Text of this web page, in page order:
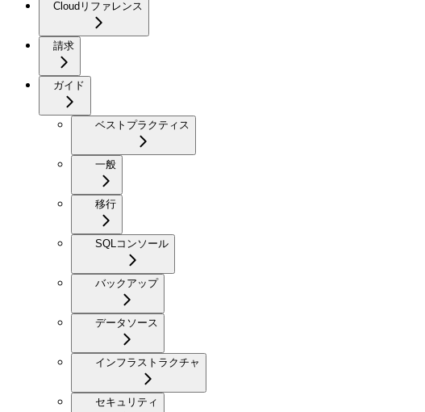
Cloudリファレンス
請求
ガイド
ベストプラクティス
一般
移行
SQLコンソール
バックアップ
データソース
インフラストラクチャ
セキュリティ